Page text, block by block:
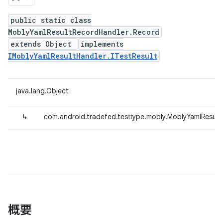
public static class
MoblyYamlResultRecordHandler.Record
extends Object
implements
IMoblyYamlResultHandler.ITestResult
java.lang.Object
↳
概要